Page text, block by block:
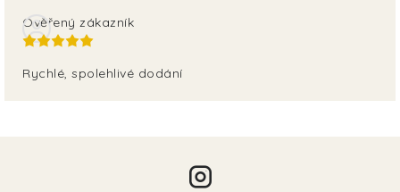
Ověřený zákazník
Rychlé, spolehlivé dodání